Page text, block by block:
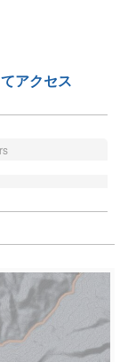
アクセス